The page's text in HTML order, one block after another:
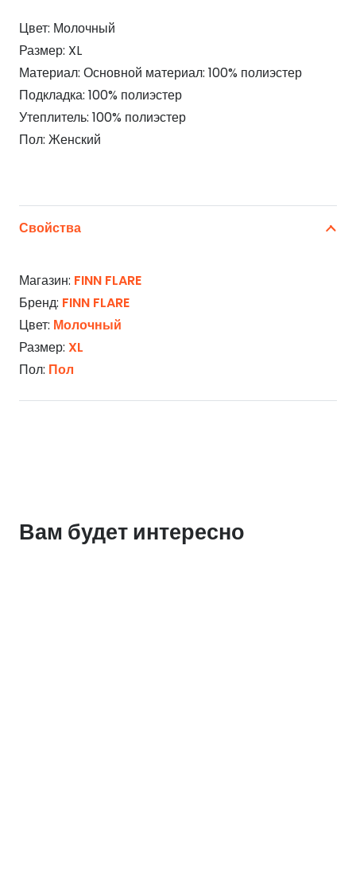
Цвет: Молочный
Размер: XL
Материал: Основной материал: 100% полиэстер
Подкладка: 100% полиэстер
Утеплитель: 100% полиэстер
Пол: Женский
Свойства
Магазин: FINN FLARE
Бренд: FINN FLARE
Цвет: Молочный
Размер: XL
Пол: Пол
Вам будет интересно